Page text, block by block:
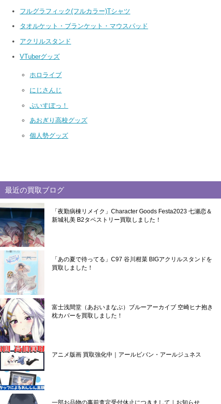
フルグラフィック(フルカラー)Tシャツ
タオルケット・ブランケット・マウスパッド
アクリルスタンド
VTuberグッズ
ホロライブ
にじさんじ
ぶいすぽっ！
あおぎり高校グッズ
個人勢グッズ
最近の買取ブログ
「夜勤病棟リメイク」Character Goods Festa2023 七瀬恋＆
新城礼美 B2タペストリー買取しました！
「あの夏で待ってる」C97 谷川柑菜 BIGアクリルスタンドを
買取しました！
富士浅間堂（あおいまなぶ）ブルーアーカイブ 空崎ヒナ抱き
枕カバーを買取しました！
アニメ版画 買取強化中｜アールビバン・アールジュネス
一部お品物の事前査定受付休止につきまして｜お知らせ